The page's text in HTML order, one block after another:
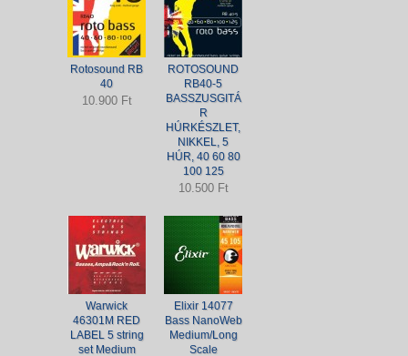
Rotosound RB
40
10.900 Ft
ROTOSOUND
RB40-5
BASSZUSGITÁ
R
HÚRKÉSZLET,
NIKKEL, 5
HÚR, 40 60 80
100 125
10.500 Ft
Warwick
46301M RED
LABEL 5 string
set Medium
Elixir 14077
Bass NanoWeb
Medium/Long
Scale